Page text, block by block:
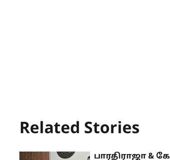
Related Stories
பாரதிராஜா & கே